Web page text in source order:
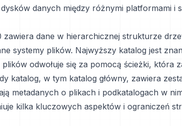
dysków danych między różnymi platformami i
zawiera dane w hierarchicznej strukturze
systemy plików. Najwyższy katalog jest
odwołuje się za pomocą ścieżki, która
katalog, w tym katalog główny, zawiera
metadanych o plikach i podkatalogach w
kilka kluczowych aspektów i ograniczeń